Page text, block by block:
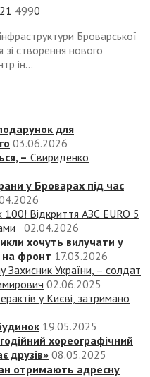
4990
Броварської
створення нового
ін...
для
03.06.2026
– Свириденко
у Броварах під час
Відкриття АЗС EURO 5
02.04.2026
хочуть вилучати у
на фронт 17.03.2026
України, – солдат
02.06.2025
у Києві, затримано
19.05.2025
хореографічний
друзів» 08.05.2025
отримають адресну